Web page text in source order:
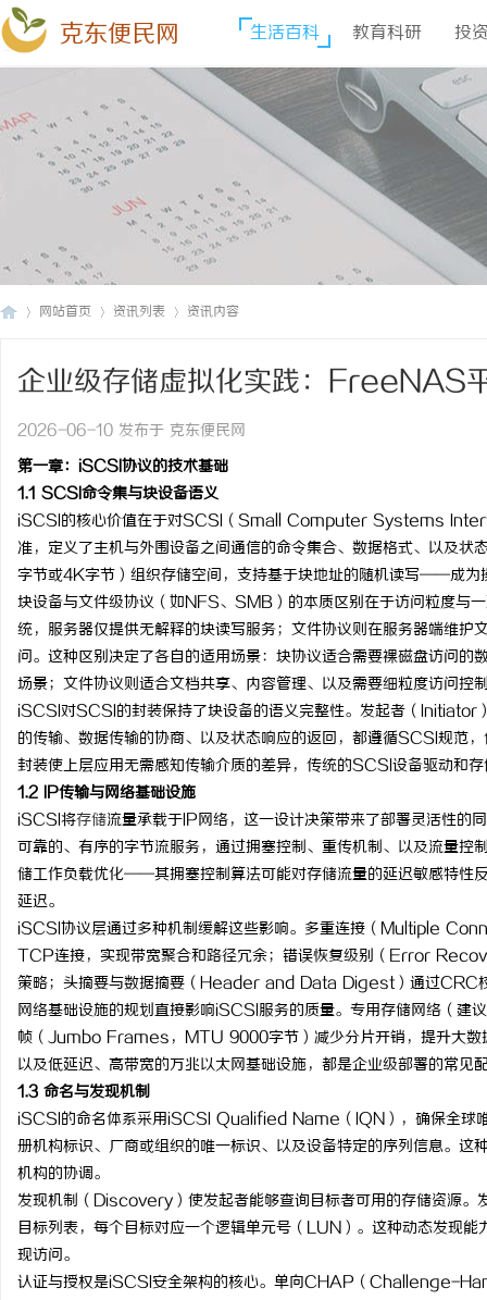
克东便民网 生活百科 教育科研 投
网站首页 资讯列表 资讯内容
企业级存储虚拟化实践：FreeNAS
构
2026-06-10 发布于 克东便民网
第一章：iSCSI协议的技术基础
1.1 SCSI命令集与块设备语义
iSCSI的核心价值在于对SCSI（Small Computer Systems
准，定义了主机与外围设备之间通信的命令集合、数据格式、以及
字节或4K字节）组织存储空间，支持基于块地址的随机读写——成为
块设备与文件级协议（如NFS、SMB）的本质区别在于访问粒度与
统，服务器仅提供无解释的块读写服务；文件协议则在服务器端维
问。这种区别决定了各自的适用场景：块协议适合需要裸磁盘访问
场景；文件协议则适合文档共享、内容管理、以及需要细粒度访问控
iSCSI对SCSI的封装保持了块设备的语义完整性。发起者（
的传输、数据传输的协商、以及状态响应的返回，都遵循SCSI规范
封装使上层应用无需感知传输介质的差异，传统的SCSI设备驱动和
1.2 IP传输与网络基础设施
iSCSI将存储流量承载于IP网络，这一设计决策带来了部署灵活性的
可靠的、有序的字节流服务，通过拥塞控制、重传机制、以及流量
储工作负载优化——其拥塞控制算法可能对存储流量的延迟敏感特性
延迟。
iSCSI协议层通过多种机制缓解这些影响。多重连接（Multiple
TCP连接，实现带宽聚合和路径冗余；错误恢复级别（Error
策略；头摘要与数据摘要（Header and Data Digest）通过CRC
网络基础设施的规划直接影响iSCSI服务的质量。专用存储网络（
帧（Jumbo Frames，MTU 9000字节）减少分片开销，提升大数
以及低延迟、高带宽的万兆以太网基础设施，都是企业级部署的常见
1.3 命名与发现机制
iSCSI的命名体系采用iSCSI Qualified Name（IQN），确保全球
册机构标识、厂商或组织的唯一标识、以及设备特定的序列信息。
机构的协调。
发现机制（Discovery）使发起者能够查询目标者可用的存储资源
目标列表，每个目标对应一个逻辑单元号（LUN）。这种动态发现
现访问。
认证与授权是iSCSI安全架构的核心。单向CHAP（Challenge-
汉配眼镜 上海配眼镜 2026年新能源轻卡续航
主流平台三维解析